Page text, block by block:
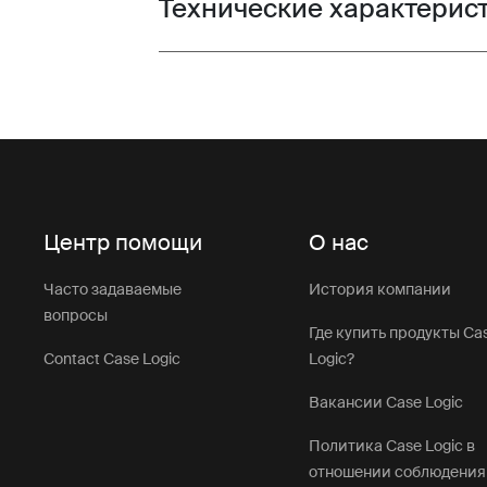
Технические
Центр помощи
Часто задаваемые
вопросы
Contact Case Logic
О нас
История компании
Где купить продукты
Logic?
Вакансии Case Logic
Политика Case Logic в
отношении соблюдения